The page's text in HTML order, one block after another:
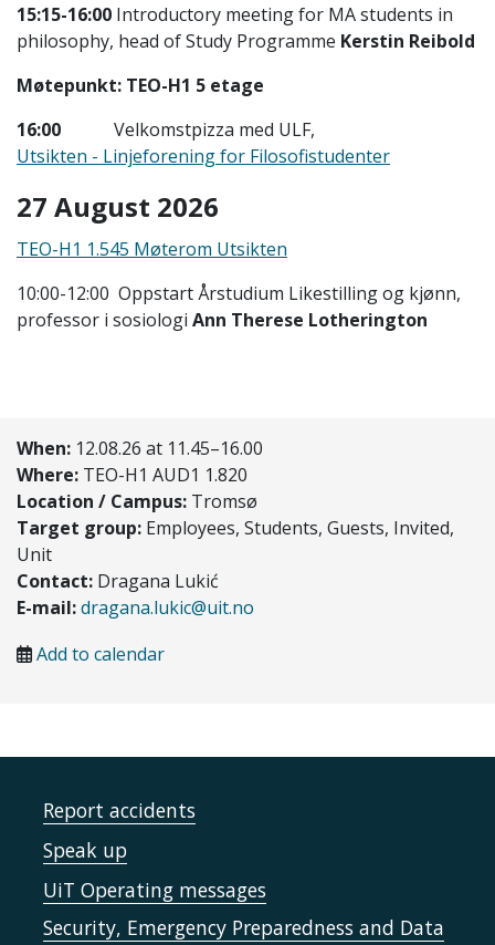
15:15-16:00 Introductory meeting for MA students in
philosophy, head of Study Programme Kerstin Reibold
Møtepunkt: TEO-H1 5 etage
16:00 Velkomstpizza med ULF,
Utsikten - Linjeforening for Filosofistudenter
27 August 2026
TEO-H1 1.545 Møterom Utsikten
10:00-12:00 Oppstart Årstudium Likestilling og kjønn,
professor i sosiologi Ann Therese Lotherington
When: 12.08.26 at 11.45–16.00
Where: TEO-H1 AUD1 1.820
Location / Campus: Tromsø
Target group: Employees, Students, Guests, Invited,
Unit
Contact: Dragana Lukić
E-mail:dragana.lukic@uit.no
Add to calendar
Report accidents
Speak up
UiT Operating messages
Security, Emergency Preparedness and Data